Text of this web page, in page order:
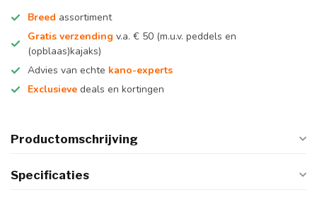
Breed assortiment
Gratis verzending v.a. € 50 (m.u.v. peddels en
(opblaas)kajaks)
Advies van echte kano-experts
Exclusieve deals en kortingen
Productomschrijving
Specificaties